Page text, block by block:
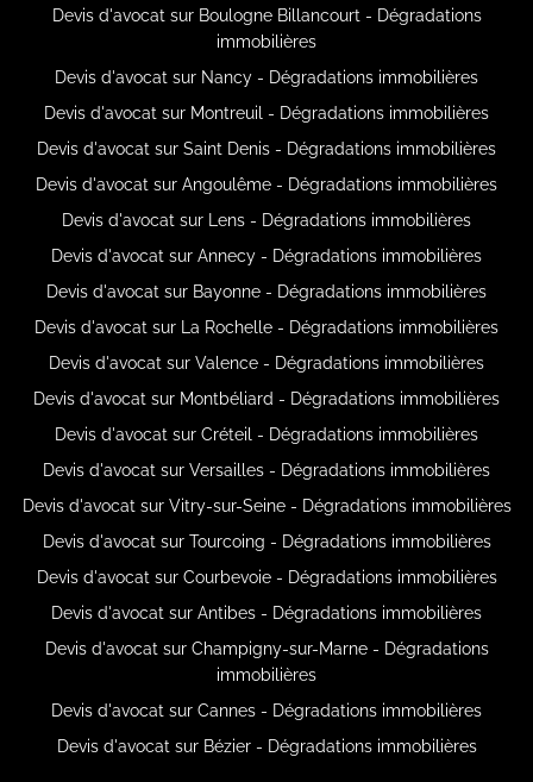
Devis d'avocat sur Boulogne Billancourt - Dégradations
immobilières
Devis d'avocat sur Nancy - Dégradations immobilières
Devis d'avocat sur Montreuil - Dégradations immobilières
Devis d'avocat sur Saint Denis - Dégradations immobilières
Devis d'avocat sur Angoulême - Dégradations immobilières
Devis d'avocat sur Lens - Dégradations immobilières
Devis d'avocat sur Annecy - Dégradations immobilières
Devis d'avocat sur Bayonne - Dégradations immobilières
Devis d'avocat sur La Rochelle - Dégradations immobilières
Devis d'avocat sur Valence - Dégradations immobilières
Devis d'avocat sur Montbéliard - Dégradations immobilières
Devis d'avocat sur Créteil - Dégradations immobilières
Devis d'avocat sur Versailles - Dégradations immobilières
Devis d'avocat sur Vitry-sur-Seine - Dégradations immobilières
Devis d'avocat sur Tourcoing - Dégradations immobilières
Devis d'avocat sur Courbevoie - Dégradations immobilières
Devis d'avocat sur Antibes - Dégradations immobilières
Devis d'avocat sur Champigny-sur-Marne - Dégradations
immobilières
Devis d'avocat sur Cannes - Dégradations immobilières
Devis d'avocat sur Bézier - Dégradations immobilières